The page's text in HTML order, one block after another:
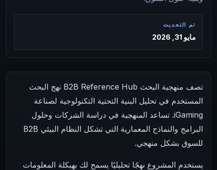
تم التحديث
مايو 31, 2026
تصف منهجية البحث B2B Reference Hub نهج البحث
المستخدم في تحليل البنية التحتية التكنولوجية لصناعة
iGaming. تساعد المنهجية في دراسة الشركات وحلول
البرامج والنماذج المعمارية التي تشكل النظام البيئي B2B
للسوق بشكل منهجي.
يستخدم المشروع نهجًا تحليليًا يسمح لك بهيكلة المعلومات